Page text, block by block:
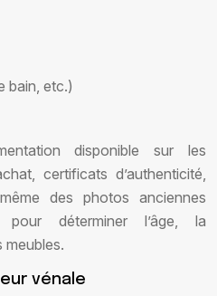
bain, etc.)
disponible sur les
certificats d’authenticité,
des photos anciennes
pour déterminer l’âge, la
meubles.
vénale